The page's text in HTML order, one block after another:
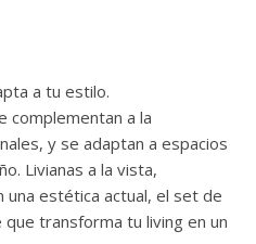
a tu estilo.
complementan a la
y se adaptan a espacios
Livianas a la vista,
estética actual, el set de
transforma tu living en un